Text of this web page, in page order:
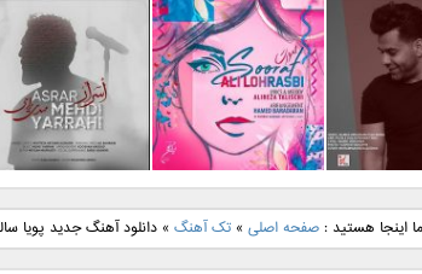
جدید رضا
بنام نگار
دانلود آهنگ جدید علی
لهراسبی بنام صورت
دانلود آهنگ جدید
یراحی بنام اسرار
اینجا هستید :صفحه اصلی »تک آهنگ »دانلود آهنگ جدید پویا